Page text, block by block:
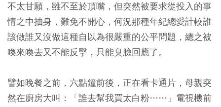
不太甘願，雖不至於頂嘴，但突然被要求從投入的事
情之中抽身，難免不開心，何況那種年紀總愛計較誰
該做誰又沒做這種自以為很嚴重的公平問題，總之被
喚來喚去又不能反擊，只能臭臉回應了。
譬如晚餐之前，六點鐘前後，正在看卡通片，母親突
然在廚房大叫：「誰去幫我買太白粉……」電視機前